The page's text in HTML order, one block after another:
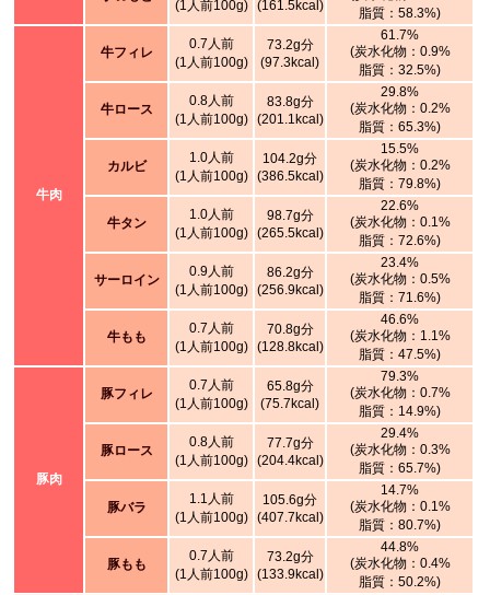
(1人前100g) (161.5kcal)
脂質：58.3%)
牛肉
牛フィレ
0.7人前
(1人前100g)
73.2g分
(97.3kcal)
61.7%
(炭水化物：0.9%
脂質：32.5%)
牛ロース
0.8人前
(1人前100g)
83.8g分
(201.1kcal)
29.8%
(炭水化物：0.2%
脂質：65.3%)
カルビ
1.0人前
(1人前100g)
104.2g分
(386.5kcal)
15.5%
(炭水化物：0.2%
脂質：79.8%)
牛タン
1.0人前
(1人前100g)
98.7g分
(265.5kcal)
22.6%
(炭水化物：0.1%
脂質：72.6%)
サーロイン
0.9人前
(1人前100g)
86.2g分
(256.9kcal)
23.4%
(炭水化物：0.5%
脂質：71.6%)
牛もも
0.7人前
(1人前100g)
70.8g分
(128.8kcal)
46.6%
(炭水化物：1.1%
脂質：47.5%)
豚肉
豚フィレ
0.7人前
(1人前100g)
65.8g分
(75.7kcal)
79.3%
(炭水化物：0.7%
脂質：14.9%)
豚ロース
0.8人前
(1人前100g)
77.7g分
(204.4kcal)
29.4%
(炭水化物：0.3%
脂質：65.7%)
豚バラ
1.1人前
(1人前100g)
105.6g分
(407.7kcal)
14.7%
(炭水化物：0.1%
脂質：80.7%)
豚もも
0.7人前
(1人前100g)
73.2g分
(133.9kcal)
44.8%
(炭水化物：0.4%
脂質：50.2%)